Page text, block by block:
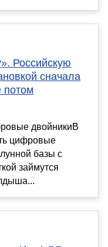
Российскую
сначала
потом
двойникиВ
цифровые
базы с
займутся